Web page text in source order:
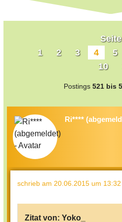
Seite
1
2 3 4 5
10
Postings 521 bis
Ri****
schrieb am 20.06.2015 um
Zitat von: Yoko_